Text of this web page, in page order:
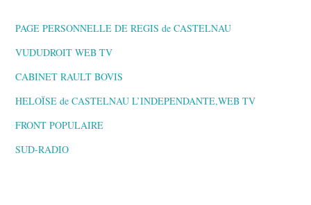
PAGE PERSONNELLE DE REGIS de CASTELNAU
VUDUDROIT WEB TV
CABINET RAULT BOVIS
HELOÏSE de CASTELNAU L’INDEPENDANTE,WEB TV
FRONT POPULAIRE
SUD-RADIO